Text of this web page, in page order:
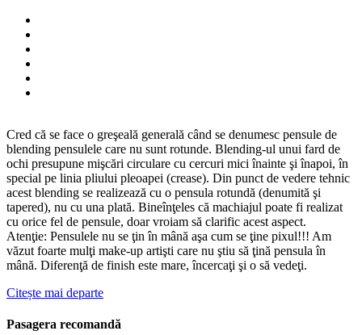
Cred că se face o greşeală generală când se denumesc pensule de
blending pensulele care nu sunt rotunde. Blending-ul unui fard de
ochi presupune mişcări circulare cu cercuri mici înainte şi înapoi, în
special pe linia pliului pleoapei (crease). Din punct de vedere tehnic
acest blending se realizează cu o pensula rotundă (denumită şi
tapered), nu cu una plată. Bineînţeles că machiajul poate fi realizat
cu orice fel de pensule, doar vroiam să clarific acest aspect.
Atenţie: Pensulele nu se ţin în mână aşa cum se ţine pixul!!! Am
văzut foarte mulţi make-up artişti care nu ştiu să ţină pensula în
mână. Diferenţă de finish este mare, încercaţi şi o să vedeţi.
Citește mai departe
Pasagera recomandă